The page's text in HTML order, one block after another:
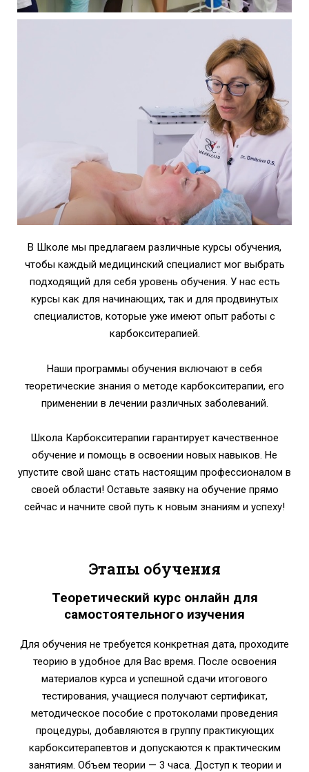
В Школе мы предлагаем различные курсы обучения,
чтобы каждый медицинский специалист мог выбрать
подходящий для себя уровень обучения. У нас есть
курсы как для начинающих, так и для продвинутых
специалистов, которые уже имеют опыт работы с
карбокситерапией.
Наши программы обучения включают в себя
теоретические знания о методе карбокситерапии, его
применении в лечении различных заболеваний.
Школа Карбокситерапии гарантирует качественное
обучение и помощь в освоении новых навыков. Не
упустите свой шанс стать настоящим профессионалом в
своей области! Оставьте заявку на обучение прямо
сейчас и начните свой путь к новым знаниям и успеху!
Этапы обучения
Теоретический курс онлайн для
самостоятельного изучения
Для обучения не требуется конкретная дата, проходите
теорию в удобное для Вас время. После освоения
материалов курса и успешной сдачи итогового
тестирования, учащиеся получают сертификат,
методическое пособие с протоколами проведения
процедуры, добавляются в группу практикующих
карбокситерапевтов и допускаются к практическим
занятиям. Объем теории — 3 часа. Доступ к теории и